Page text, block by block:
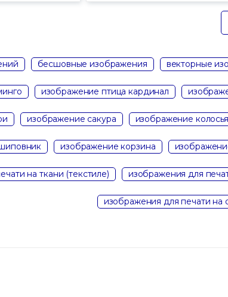
бесшовные изображения векторные
изображение птица кардинал
изображение сакура изображение колосья
изображение корзина
на ткани (текстиле) изображения для
изображения для печати на